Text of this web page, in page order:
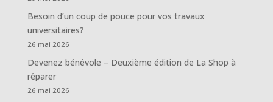
Besoin d’un coup de pouce pour vos travaux
universitaires?
26 mai 2026
Devenez bénévole – Deuxième édition de La Shop à
réparer
26 mai 2026